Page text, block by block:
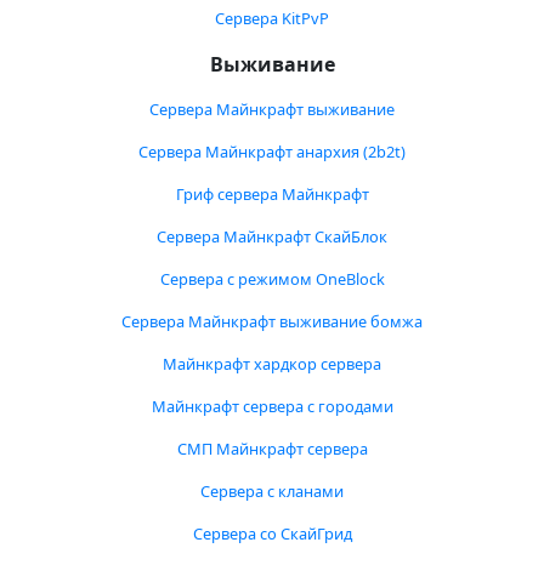
Сервера KitPvP
Выживание
Сервера Майнкрафт выживание
Сервера Майнкрафт анархия (2b2t)
Гриф сервера Майнкрафт
Сервера Майнкрафт СкайБлок
Сервера с режимом OneBlock
Сервера Майнкрафт выживание бомжа
Майнкрафт хардкор сервера
Майнкрафт сервера с городами
СМП Майнкрафт сервера
Сервера с кланами
Сервера со СкайГрид